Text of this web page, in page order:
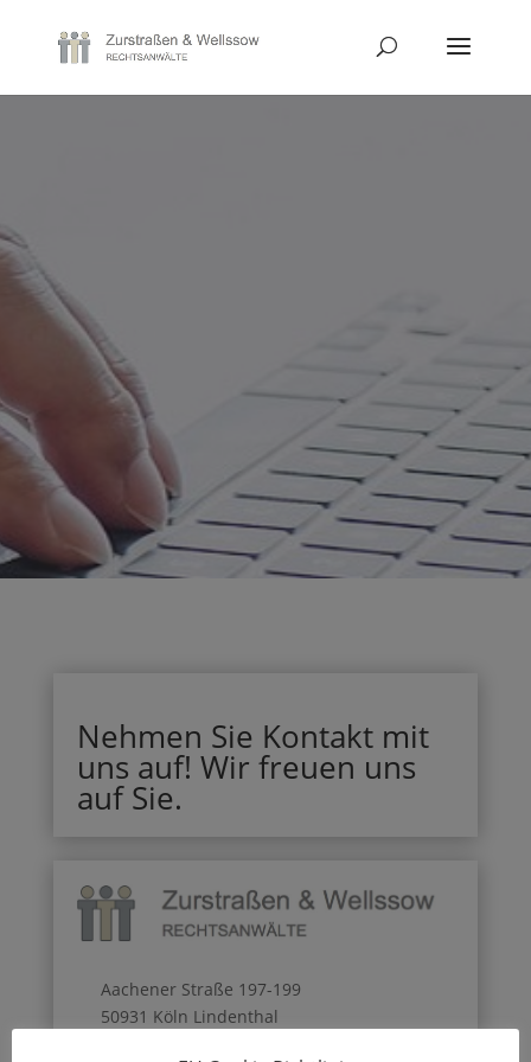
Nehmen Sie Kontakt mit
uns auf! Wir freuen uns
auf Sie.
Aachener Straße 197-199
50931 Köln Lindenthal